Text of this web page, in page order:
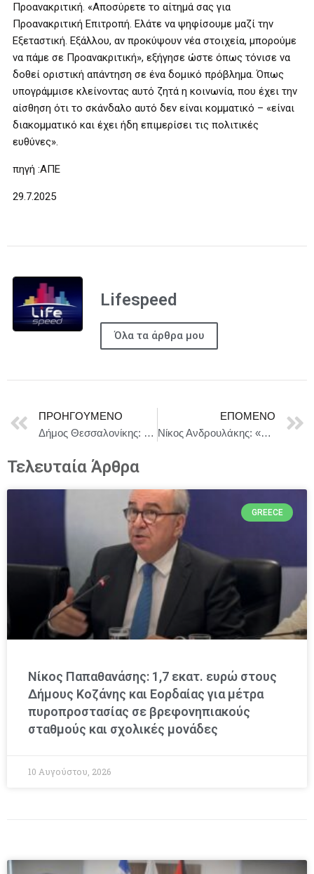
Προανακριτική. «Αποσύρετε το αίτημά σας για
Προανακριτική Επιτροπή. Ελάτε να ψηφίσουμε μαζί την
Εξεταστική. Εξάλλου, αν προκύψουν νέα στοιχεία, μπορούμε
να πάμε σε Προανακριτική», εξήγησε ώστε όπως τόνισε να
δοθεί οριστική απάντηση σε ένα δομικό πρόβλημα. Όπως
υπογράμμισε κλείνοντας αυτό ζητά η κοινωνία, που έχει την
αίσθηση ότι το σκάνδαλο αυτό δεν είναι κομματικό – «είναι
διακομματικό και έχει ήδη επιμερίσει τις πολιτικές
ευθύνες».
πηγή :ΑΠΕ
29.7.2025
Lifespeed
Όλα τα άρθρα μου
ΠΡΟΗΓΟΎΜΕΝΟ
Δήμος Θεσσαλονίκης: Εργασίες ασφαλτόστρωσης στην Εγνατία
ΕΠΌΜΕΝΟ
Νίκος Ανδρουλάκης: «Οι μπλε φάκελοι του επιτελικού κράτους που μοίρασε ο κ. Μητσοτάκης, έχουν μετατραπεί σε μπλε φακελάκια»
Τελευταία Άρθρα
GREECE
Νίκος Παπαθανάσης: 1,7 εκατ. ευρώ στους
Δήμους Κοζάνης και Εορδαίας για μέτρα
πυροπροστασίας σε βρεφονηπιακούς
σταθμούς και σχολικές μονάδες
10 Αυγούστου, 2026